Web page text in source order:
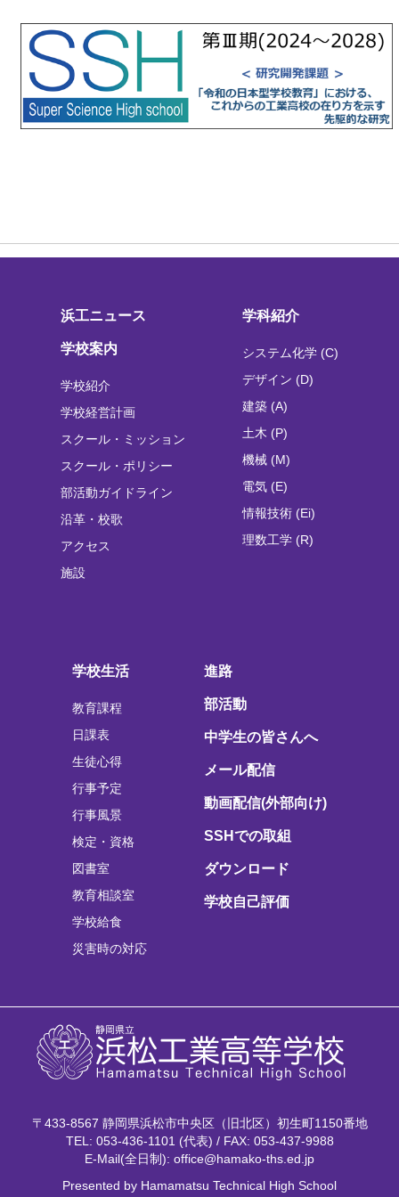
浜工ニュース
学校案内
学校紹介
学校経営計画
スクール・ミッション
スクール・ポリシー
部活動ガイドライン
沿革・校歌
アクセス
施設
学科紹介
システム化学 (C)
デザイン (D)
建築 (A)
土木 (P)
機械 (M)
電気 (E)
情報技術 (Ei)
理数工学 (R)
学校生活
教育課程
日課表
生徒心得
行事予定
行事風景
検定・資格
図書室
教育相談室
学校給食
災害時の対応
進路
部活動
中学生の皆さんへ
メール配信
動画配信(外部向け)
SSHでの取組
ダウンロード
学校自己評価
〒433-8567 静岡県浜松市中央区（旧北区）初生町1150番地
TEL: 053-436-1101 (代表) / FAX: 053-437-9988
E-Mail(全日制): office@hamako-ths.ed.jp
Presented by Hamamatsu Technical High School